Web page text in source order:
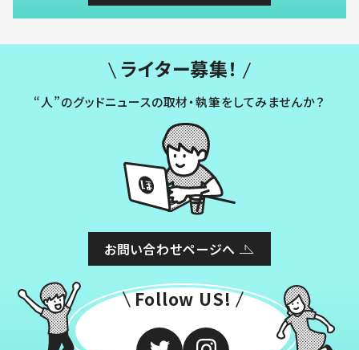
ライター募集！
“人”のグッドニュースの取材・執筆をしてみませんか？
お問い合わせページへ
Follow US!